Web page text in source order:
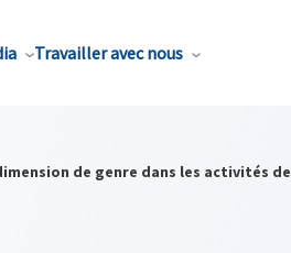
Travailler avec nous
de genre dans les activités de